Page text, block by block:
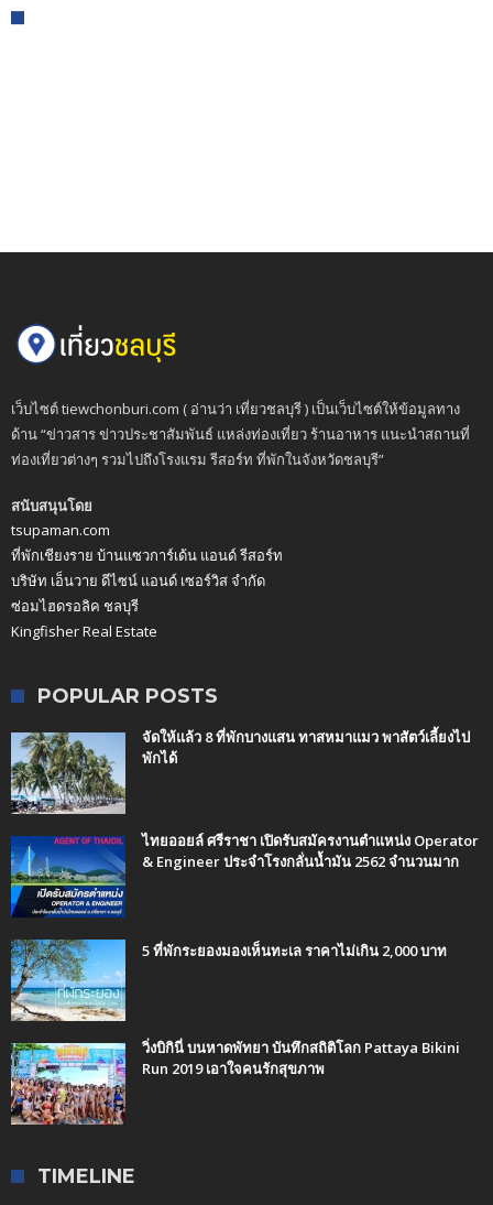
เว็บไซต์ tiewchonburi.com ( อ่านว่า เที่ยวชลบุรี ) เป็นเว็บไซต์ให้ข้อมูลทาง
ด้าน “ข่าวสาร ข่าวประชาสัมพันธ์ แหล่งท่องเที่ยว ร้านอาหาร แนะนำสถานที่
ท่องเที่ยวต่างๆ รวมไปถึงโรงแรม รีสอร์ท ที่พักในจังหวัดชลบุรี”
สนับสนุนโดย
tsupaman.com
ที่พักเชียงราย บ้านแซวการ์เด้น แอนด์ รีสอร์ท
บริษัท เอ็นวาย ดีไซน์ แอนด์ เซอร์วิส จำกัด
ซ่อมไฮดรอลิค ชลบุรี
Kingfisher Real Estate
POPULAR POSTS
จัดให้แล้ว 8 ที่พักบางแสน ทาสหมาแมว พาสัตว์เลี้ยงไป
พักได้
ไทยออยล์ ศรีราชา เปิดรับสมัครงานตำแหน่ง Operator
& Engineer ประจำโรงกลั่นน้ำมัน 2562 จำนวนมาก
5 ที่พักระยองมองเห็นทะเล ราคาไม่เกิน 2,000 บาท
วิ่งบิกินี่ บนหาดพัทยา บันทึกสถิติโลก Pattaya Bikini
Run 2019 เอาใจคนรักสุขภาพ
TIMELINE